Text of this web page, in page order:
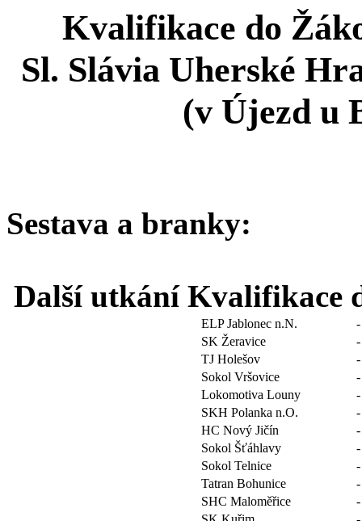
Kvalifikace do
Sl. Slávia Uherské
(v Újezd u
Sestava a branky:
Další utkání Kvalifikace
ELP Jablonec n.N.
SK Žeravice
TJ Holešov
Sokol Vršovice
Lokomotiva Louny
SKH Polanka n.O.
HC Nový Jičín
Sokol Šťáhlavy
Sokol Telnice
Tatran Bohunice
SHC Maloměřice